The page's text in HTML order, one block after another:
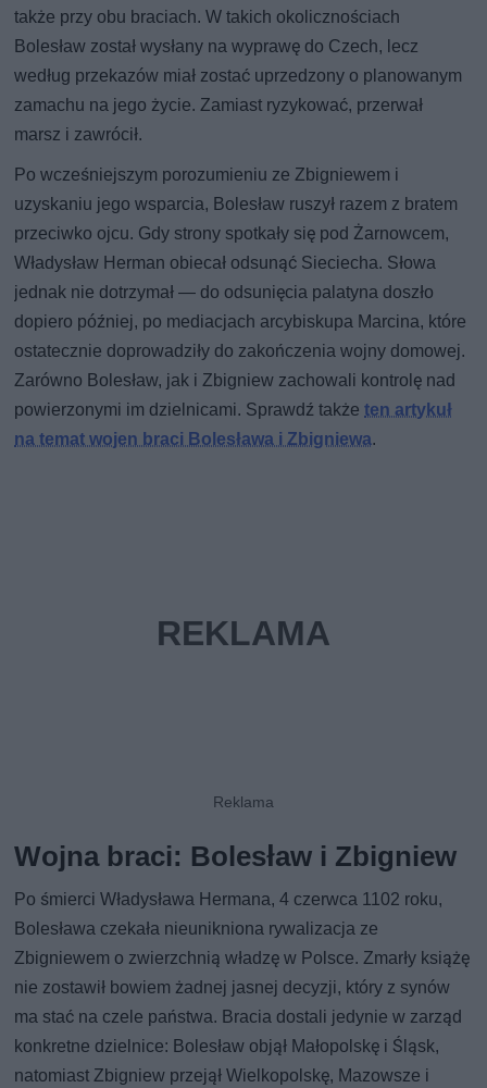
także przy obu braciach. W takich okolicznościach
Bolesław został wysłany na wyprawę do Czech, lecz
według przekazów miał zostać uprzedzony o planowanym
zamachu na jego życie. Zamiast ryzykować, przerwał
marsz i zawrócił.
Po wcześniejszym porozumieniu ze Zbigniewem i
uzyskaniu jego wsparcia, Bolesław ruszył razem z bratem
przeciwko ojcu. Gdy strony spotkały się pod Żarnowcem,
Władysław Herman obiecał odsunąć Sieciecha. Słowa
jednak nie dotrzymał — do odsunięcia palatyna doszło
dopiero później, po mediacjach arcybiskupa Marcina, które
ostatecznie doprowadziły do zakończenia wojny domowej.
Zarówno Bolesław, jak i Zbigniew zachowali kontrolę nad
powierzonymi im dzielnicami. Sprawdź takżeten artykuł
na temat wojen braci Bolesława i Zbigniewa.
Wojna braci: Bolesław i Zbigniew
Po śmierci Władysława Hermana, 4 czerwca 1102 roku,
Bolesława czekała nieunikniona rywalizacja ze
Zbigniewem o zwierzchnią władzę w Polsce. Zmarły książę
nie zostawił bowiem żadnej jasnej decyzji, który z synów
ma stać na czele państwa. Bracia dostali jedynie w zarząd
konkretne dzielnice: Bolesław objął Małopolskę i Śląsk,
natomiast Zbigniew przejął Wielkopolskę, Mazowsze i